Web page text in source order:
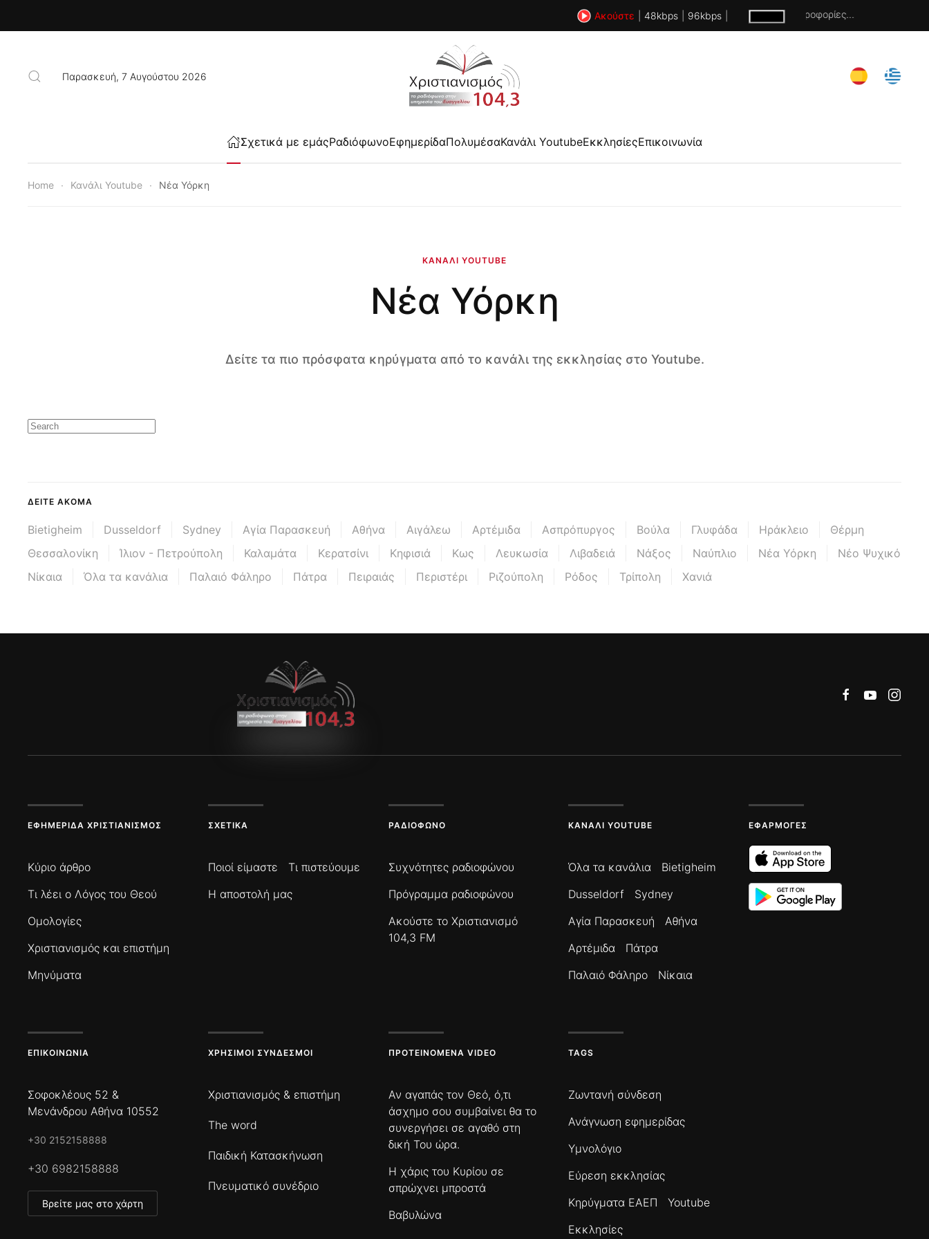
Ακούστε 48kbps 96kbps Χωρίς πληροφορίες...
Παρασκευή, 7 Αυγούστου 2026
Σχετικά με εμάςΡαδιόφωνοΕφημερίδαΠολυμέσαΚανάλι YoutubeΕκκλησίεςΕπικοινωνία
Home Κανάλι Youtube Νέα Υόρκη
ΚΑΝΆΛΙ YOUTUBE
Νέα Υόρκη
Δείτε τα πιο πρόσφατα κηρύγματα από το κανάλι της εκκλησίας στο Youtube.
ΔΕΊΤΕ ΑΚΌΜΑ
Bietigheim Dusseldorf Sydney Αγία Παρασκευή Αθήνα Αιγάλεω Αρτέμιδα Ασπρόπυργος Βούλα Γλυφάδα Ηράκλειο
Θέρμη
Θεσσαλονίκη
Ίλιον - Πετρούπολη Καλαμάτα Κερατσίνι Κηφισιά Κως Λευκωσία Λιβαδειά Νάξος Ναύπλιο Νέα Υόρκη
Νέο Ψυχικό
Νίκαια
Όλα τα κανάλια Παλαιό Φάληρο Πάτρα Πειραιάς Περιστέρι Ριζούπολη Ρόδος Τρίπολη Χανιά
ΕΦΗΜΕΡΊΔΑ ΧΡΙΣΤΙΑΝΙΣΜΌΣ
Κύριο άρθρο
Τι λέει ο Λόγος του Θεού
Ομολογίες
Χριστιανισμός και επιστήμη
Μηνύματα
ΣΧΕΤΙΚΆ
Ποιοί είμαστε
Τι πιστεύουμε
Η αποστολή μας
ΡΑΔΙΌΦΩΝΟ
Συχνότητες ραδιοφώνου
Πρόγραμμα ραδιοφώνου
Ακούστε το Χριστιανισμό
104,3 FM
ΚΑΝΆΛΙ YOUTUBE
Όλα τα κανάλια
Bietigheim
Dusseldorf
Sydney
Αγία Παρασκευή
Αθήνα
Αρτέμιδα
Πάτρα
Παλαιό Φάληρο
Νίκαια
ΕΦΑΡΜΟΓΈΣ
ΕΠΙΚΟΙΝΩΝΊΑ
Σοφοκλέους 52 &
Μενάνδρου Αθήνα 10552
+30 2152158888
+30 6982158888
Βρείτε μας στο χάρτη
ΧΡΉΣΙΜΟΙ ΣΎΝΔΕΣΜΟΙ
Χριστιανισμός & επιστήμη
The word
Παιδική Κατασκήνωση
Πνευματικό συνέδριο
ΠΡΟΤΕΙΝΌΜΕΝΑ VIDEO
Αν αγαπάς τον Θεό, ό,τι
άσχημο σου συμβαίνει θα το
συνεργήσει σε αγαθό στη
δική Του ώρα.
Η χάρις του Κυρίου σε
σπρώχνει μπροστά
Βαβυλώνα
TAGS
Ζωντανή σύνδεση
Ανάγνωση εφημερίδας
Υμνολόγιο
Εύρεση εκκλησίας
Κηρύγματα ΕΑΕΠ
Youtube
Εκκλησίες